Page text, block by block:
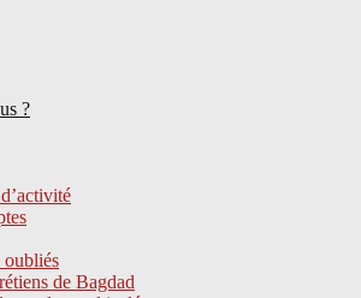
?
oubliés
de Bagdad